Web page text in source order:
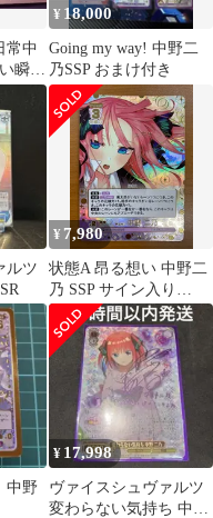
常中
瞬間
¥ 18,000
Going my way! 中野二
乃SSP おまけ付き
ルツ
¥ 7,980
状態A 昂る想い 中野二
乃 SSP サイン入り
GYC-BP4-008P1 五等分
の花嫁 ごとカド
中野
¥ 17,998
ヴァイスシュヴァルツ
変わらない気持ち 中野